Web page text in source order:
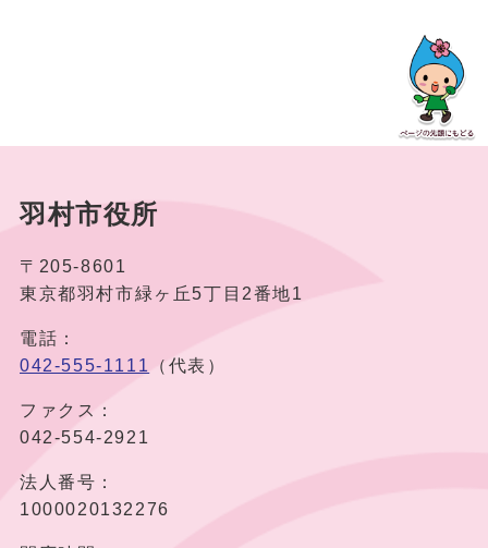
羽村市役所
〒205-8601
東京都羽村市緑ヶ丘5丁目2番地1
電話：
042-555-1111
（代表）
ファクス：
042-554-2921
法人番号：
1000020132276